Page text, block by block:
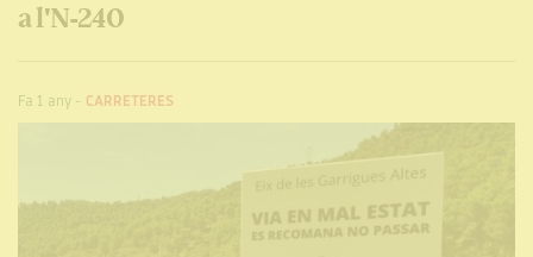
a l'N-240
Fa 1 any- CARRETERES